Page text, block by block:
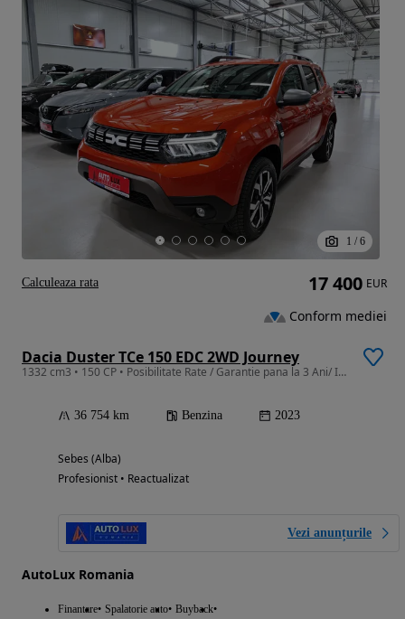
1 / 6
Dacia Duster TCe 150 EDC 2WD Journey
1332 cm3 • 150 CP • Posibilitate Rate / Garantie pana la 3 Ani/ Istoric Service
36 754 km Benzina 2023
Sebes (Alba)
Profesionist • Reactualizat
Vezi anunțurile
AutoLux Romania
Finantare Spalatorie auto Buyback
17 400 EUR
Conform mediei
Calculeaza rata